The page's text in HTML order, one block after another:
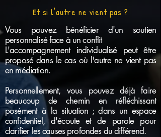
Et si l'autre ne vient pas ?
Vous pouvez bénéficier d'un soutien
personnalisé face à un conflit
L'accompagnement individualisé peut être
proposé dans le cas où l'autre ne vient pas
en médiation.
Personnellement, vous pouvez déjà faire
beaucoup de chemin en réfléchissant
posément à la situation ; dans un espace
confidentiel, d'écoute et de parole pour
clarifier les causes profondes du différend.